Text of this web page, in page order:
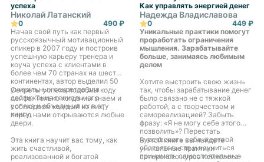
симптомы и предотвратить
появление серьезных проблем.
Слушайте проект Русской
Школы Управления «Книжная
полка», чтобы не утонуть в море
бизнес-литературы!
успеха
Николай Латанский
0
490 ₽
Начав свой путь как первый
русскоязычный мотивационный
спикер в 2007 году и построив
успешную карьеру тренера и
коуча успеха с клиентами в
более чем 70 странах на шести
континентах, автор выделил 50
уникальных секретов для
достижения гениального
успеха и объединил их в эту
книгу.
Секреты успеха подобны коду
сейфа. Только когда мы знаем и
соблюдаем каждый из них,
перед нами открываются любые
двери.
Эта книга научит вас тому, как
жить счастливой,
реализованной и богатой
Как управлять энергией денег
Надежда Владиславова
0
449 ₽
Уникальные практики помогут
проработать ограничения
мышления. Зарабатывайте
больше, занимаясь любимым
делом
Хотите выстроить свою жизнь
так, чтобы зарабатывание денег
было связано не с тяжкой
работой, а с творчеством и
самореализацией? Забыть
фразу: «Я не могу себе этого
позволить»? Перестать
чувствовать себя жертвой
обстоятельств и научиться
принимать самостоятельные
В этой книге вы найдете
уникальные практики
авторского курса психолога-